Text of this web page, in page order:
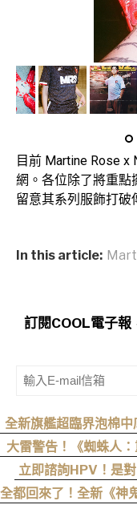
目前 Martine Rose x
網。各位除了將重點
留意其系列服飾打破
In this article:
訂閱COOL電子報
全新旗艦超臨界泡棉
大雷警告！《蜘蛛人
思
立即諮詢HPV！是
全都回來了！全新《神